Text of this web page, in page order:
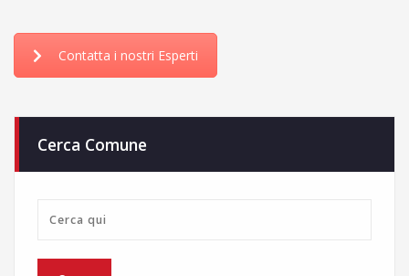
Contatta i nostri Esperti
Cerca Comune